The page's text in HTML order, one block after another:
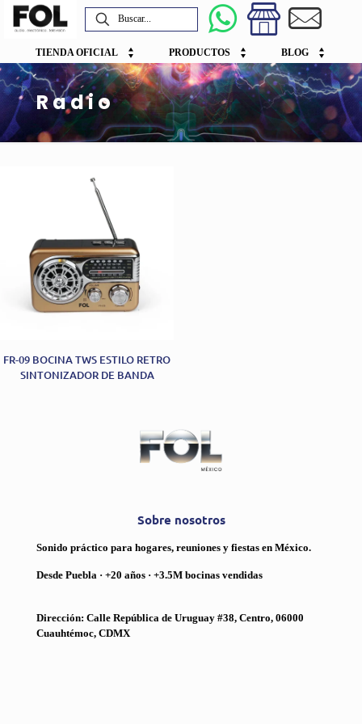
TIENDA OFICIAL PRODUCTOS BLOG
Radio
FR-09 BOCINA TWS ESTILO RETRO
SINTONIZADOR DE BANDA
Sobre nosotros
Sonido práctico para hogares, reuniones y fiestas en México.
Desde Puebla · +20 años · +3.5M bocinas vendidas
Dirección: Calle República de Uruguay #38, Centro, 06000
Cuauhtémoc, CDMX